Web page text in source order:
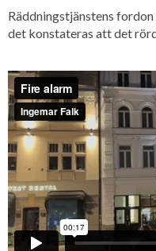
Räddningstjänstens
det konstateras att det